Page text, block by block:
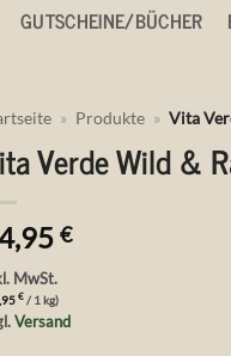
GUTSCHEINE/BÜCHER
» Produkte » Vita
Verde Wild &
€
MwSt.
€ / 1 kg)
Versand